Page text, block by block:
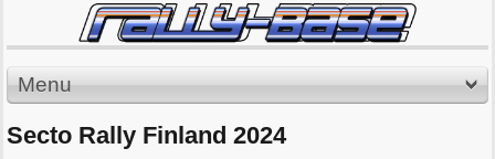
Menu
Secto Rally Finland 2024